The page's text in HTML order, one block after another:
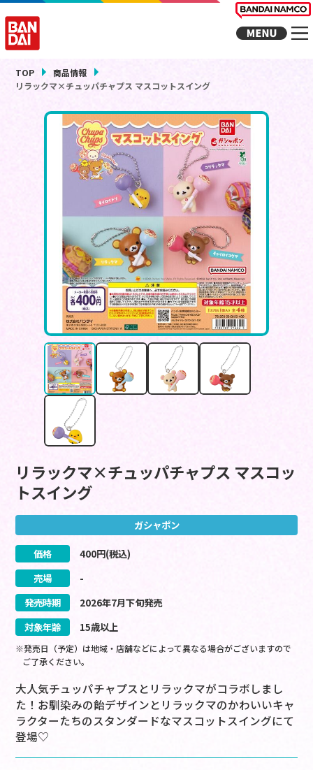
TOP
商品情報
リラックマ×チュッパチャプス マスコットスイング
リラックマ×チュッパチャプス マスコッ
トスイング
ガシャポン
価格 400円(税込)
売場
-
発売時期
2026年7月下旬発売
対象年齢
15歳以上
※発売日（予定）は地域・店舗などによって異なる場合がございますので
ご了承ください。
大人気チュッパチャプスとリラックマがコラボしまし
た！お馴染みの飴デザインとリラックマのかわいいキャ
ラクターたちのスタンダードなマスコットスイングにて
登場♡